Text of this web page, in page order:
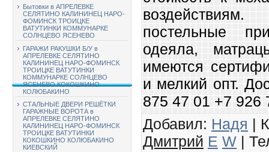
Бытовки в АПРЕЛЕВКЕ
СЕЛЯТИНО КАЛИНИНЕЦ НАРО-
ФОМИНСК ТРОИЦКЕ
ВАТУТИНКИ КОММУНАРКЕ
СОЛНЦЕВО ЯСЕНЕВО
ГАРАЖИ РАКУШКИ Б/У в
АПРЕЛЕВКЕ СЕЛЯТИНО
КАЛИНИНЕЦ НАРО-ФОМИНСК
ТРОИЦКЕ ВАТУТИНКИ
КОММУНАРКЕ СОЛНЦЕВО
ЯСЕНЕВО КОКОШКИНО
КОЛЮБАКИНО
СТАЛЬНЫЕ ДВЕРИ РЕШЁТКИ
ГАРАЖНЫЕ ВОРОТА в
АПРЕЛЕВКЕ СЕЛЯТИНО
КАЛИНИНЕЦ НАРО-ФОМИНСК
ТРОИЦКЕ ВАТУТИНКИ
КОКОШКИНО КОЛЮБАКИНО
КИЕВСКИЙ
постельные
одеяла,
имеются
и мелкий опт.
875 47 01 +7 926
Добавил: Надя |
Дмитрий E W |